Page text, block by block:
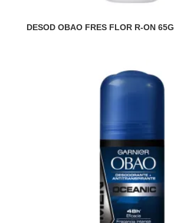
DESOD OBAO FRES FLOR R-ON 65G